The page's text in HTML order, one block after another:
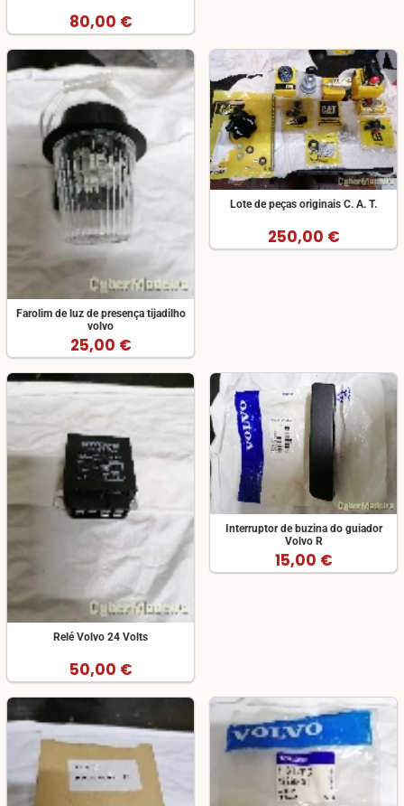
80,00 €
Farolim de luz de presença tijadilho
volvo
25,00 €
Lote de peças originais C. A. T.
250,00 €
Relé Volvo 24 Volts
50,00 €
Interruptor de buzina do guiador
Volvo R
15,00 €